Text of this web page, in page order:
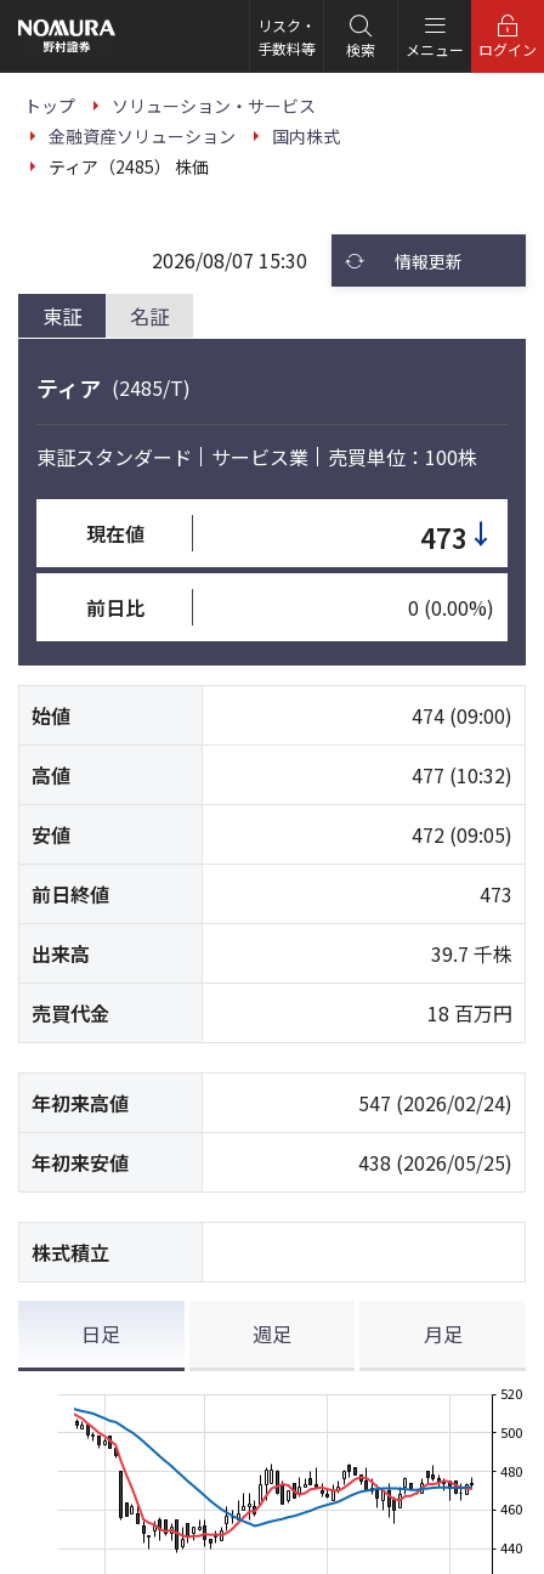
の
ー
リスク・
手数料等
検索 メニュー ログイン
トップ
ソリューション・サービス
金融資産ソリューション
国内株式
ティア（2485） 株価
東証 名証
2026/08/07 15:30 情報更新
ティア (2485/T)
東証スタンダード サービス業 売買単位：100株
現在値 473 ↓
前日比 0 (0.00%)
始値 474 (09:00)
高値 477 (10:32)
安値 472 (09:05)
前日終値 473
出来高 39.7 千株
売買代金 18 百万円
年初来高値 547 (2026/02/24)
年初来安値 438 (2026/05/25)
株式積立
日足 週足 月足
440
460
480
500
520